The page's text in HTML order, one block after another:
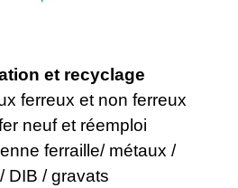
et recyclage
ferreux et non ferreux
neuf et réemploi
ferraille/ métaux /
DIB / gravats